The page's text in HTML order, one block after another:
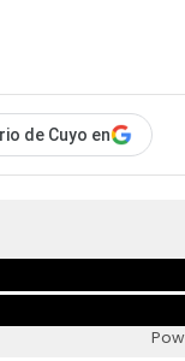
de Cuyo en